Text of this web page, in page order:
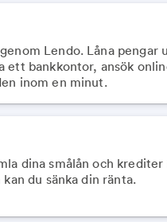
Lendo. Låna pengar
ett bankkontor, ansök
inom en minut.
dina smålån och
du sänka din ränta.